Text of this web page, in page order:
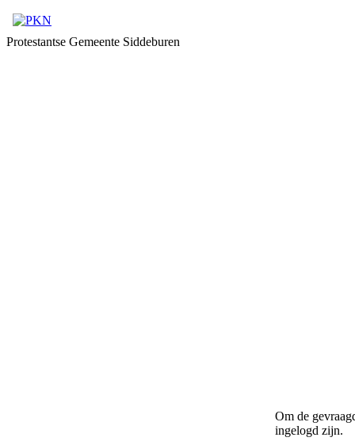
Protestantse Gemeente Siddeburen
Om de
ingelogd zijn.